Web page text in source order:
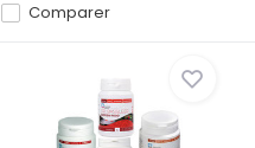
Comparer